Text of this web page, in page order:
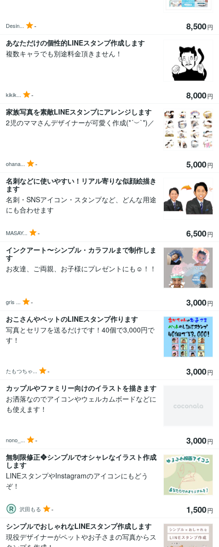
Desin... - 8,500円
あなただけの個性的LINEスタンプ作成します
複数キャラでも別途料金頂きません！
kikik... - 8,000円
家族写真を素敵LINEスタンプにアレンジします
2児のママさんデザイナーが可愛く作成(*´︶`*)／
ohana... - 5,000円
名刺などに使いやすい！リアル寄りな似顔絵描き
ます
名刺・SNSアイコン・スタンプなど、どんな用途
にも合わせます
MASAY... - 6,500円
インクアート〜シンプル・カラフルまで制作しま
す
お友達、ご両親、お子様にプレゼントにも☺︎！！
gris ... - 3,000円
おこさんやペットのLINEスタンプ作ります
写真とセリフを送るだけです！40個で3,000円で
す！
たもつちゃ... - 3,000円
カップルやファミリー向けのイラストを描きます
お洒落なのでアイコンやウェルカムボードなどに
も使えます！
nono_... - 3,000円
無制限修正❖シンプルでオシャレなイラスト作成
します
LINEスタンプやInstagramのアイコンにもどう
ぞ！
沢田もる - 1,500円
シンプルでおしゃれなLINEスタンプ作成します
現役デザイナーがペットやお子さまの写真からス